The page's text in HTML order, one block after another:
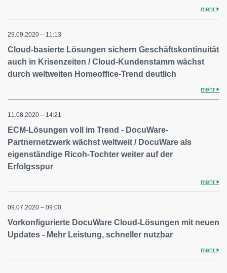
mehr
29.09.2020 – 11:13
Cloud-basierte Lösungen sichern Geschäftskontinuität
auch in Krisenzeiten / Cloud-Kundenstamm wächst
durch weltweiten Homeoffice-Trend deutlich
mehr
11.08.2020 – 14:21
ECM-Lösungen voll im Trend - DocuWare-
Partnernetzwerk wächst weltweit / DocuWare als
eigenständige Ricoh-Tochter weiter auf der
Erfolgsspur
mehr
09.07.2020 – 09:00
Vorkonfigurierte DocuWare Cloud-Lösungen mit neuen
Updates - Mehr Leistung, schneller nutzbar
mehr